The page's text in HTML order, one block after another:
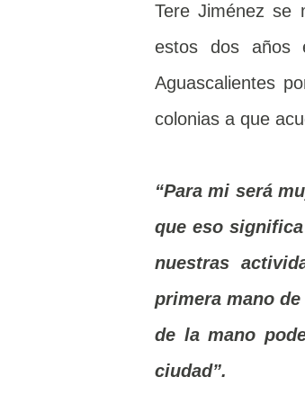
Tere Jiménez se
estos dos años
Aguascalientes
colonias a que
“Para mi será
que eso
nuestras
primera mano
de la mano
ciudad”.